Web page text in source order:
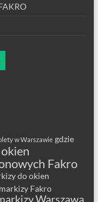
w Warszawie gdzie
Fakro
do okien
markizy Fakro
Warszawa